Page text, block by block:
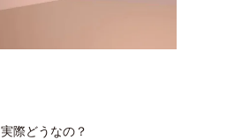
実際どうなの？